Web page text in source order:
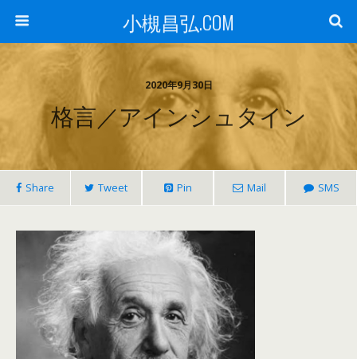
小槻昌弘.COM
2020年9月30日
格言／アインシュタイン
Share Tweet Pin Mail SMS